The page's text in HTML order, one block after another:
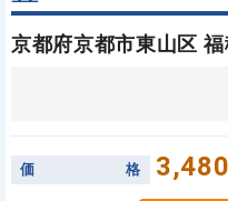
京都府京都市東山区
価 格